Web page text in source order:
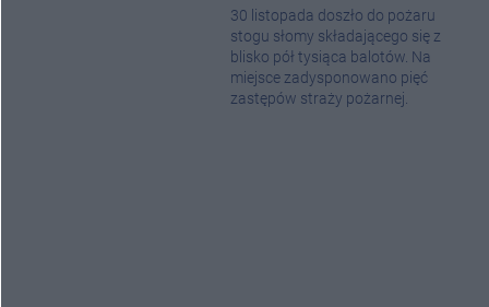
30 listopada doszło do pożaru
stogu słomy składającego się z
blisko pół tysiąca balotów. Na
miejsce zadysponowano pięć
zastępów straży pożarnej.